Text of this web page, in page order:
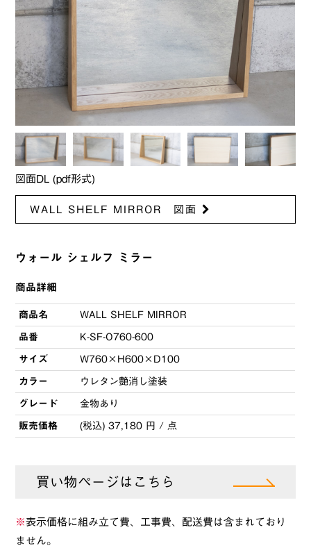
図面DL (pdf形式)
WALL SHELF MIRROR 図面
ウォール シェルフ ミラー
商品詳細
商品名 WALL SHELF MIRROR
品番 K-SF-O760-600
サイズ W760×H600×D100
カラー ウレタン艶消し塗装
グレード 金物あり
販売価格 (税込) 37,180 円 / 点
買い物ページはこちら
※表示価格に組み立て費、工事費、配送費は含まれており
ません。